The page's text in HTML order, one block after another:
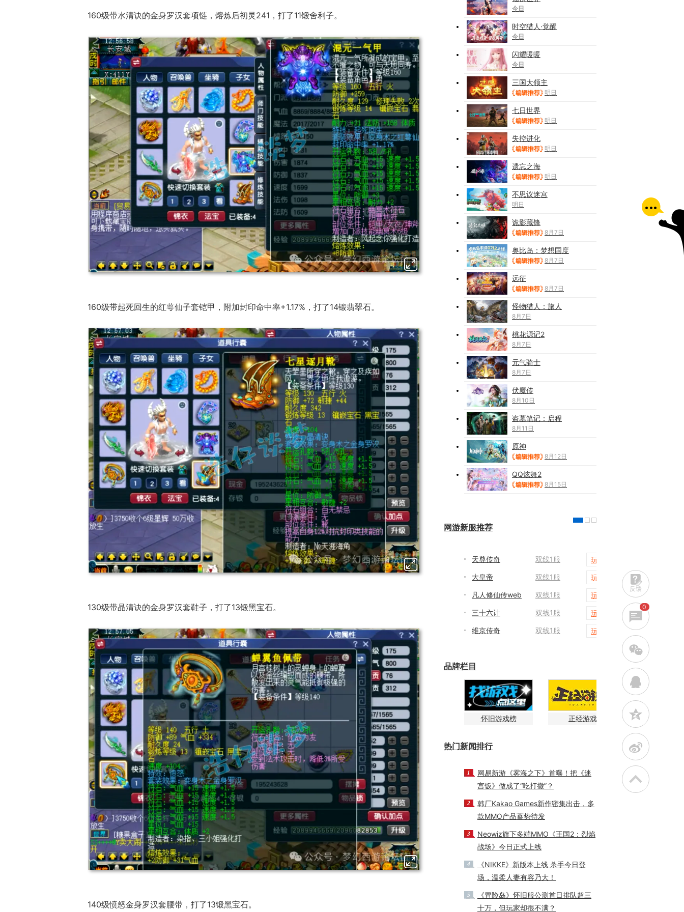
160级带水清诀的金身罗汉套项链，熔炼后初灵241，打了11锻舍利子。
160级带起死回生的红萼仙子套铠甲，附加封印命中率+1.17%，打了14锻翡翠石。
130级带晶清诀的金身罗汉套鞋子，打了13锻黑宝石。
140级愤怒金身罗汉套腰带，打了13锻黑宝石。
今日
时空猎人·觉醒
今日
闪耀暖暖
今日
三国大领主
明日
七日世界
明日
失控进化
明日
遗忘之海
明日
不思议迷宫
明日
诡影藏锋
8月7日
奥比岛：梦想国度
8月7日
远征
8月7日
怪物猎人：旅人
8月7日
桃花源记2
8月7日
元气骑士
8月7日
伏魔传
8月10日
盗墓笔记：启程
8月11日
原神
8月12日
QQ炫舞2
8月15日
网游新服推荐
天尊传奇 双线1服
玩游戏
大皇帝
双线1服
玩游戏
凡人修仙传web
双线1服
玩游戏
三十六计
双线1服
玩游戏
维京传奇
双线1服 玩游戏
品牌栏目
怀旧游戏榜 正经游戏
热门新闻排行
1
网易新游《雾海之下》首曝！把《迷
宫饭》做成了“吃打撤”？
2
韩厂Kakao Games新作密集出击，多
款MMO产品蓄势待发
3
Neowiz旗下多端MMO《王国2：烈焰
战场》今日正式上线
4
《NIKKE》新版本上线 杀手今日登
场，温柔人妻有容乃大！
5
《冒险岛》怀旧服公测首日排队超三
十万，但玩家却很不满？
反馈
0
w
q
z
t